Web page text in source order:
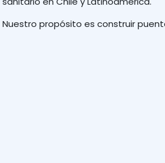
Nuestro propósito es construir